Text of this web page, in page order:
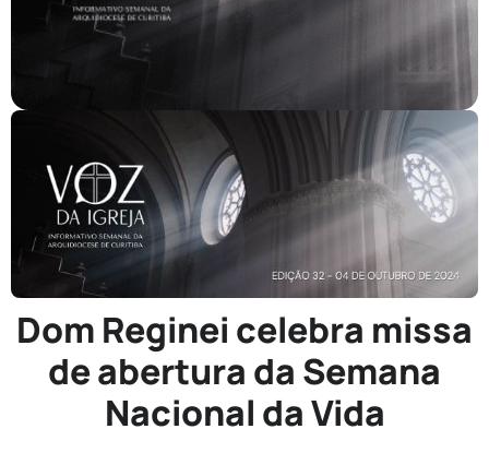
Dom Reginei celebra missa
de abertura da Semana
Nacional da Vida